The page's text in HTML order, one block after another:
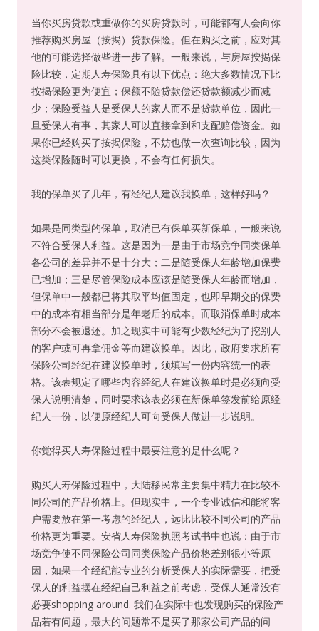
当你买房贷款或重做你的买房贷款时，可能都有人会向你
推荐购买房屋（按揭）贷款保险。但在购买之前，应对其
他的可能选择做些进一步了解。一般来说，与房屋按揭保
险比较，定期人寿保险具有以下优点：绝大多数情况下比
按揭保险更为便宜；保额不随贷款偿还贷款额减少而减
少；保险受益人是受保人的家人而不是贷款单位，因此一
旦受保人有事，其家人可以直接拿到和支配赔偿资金。如
果你已经购买了按揭保险，不妨也做一次查询比较，因为
这类保险随时可以更换，不会有任何损失。
我的保单买了几年，有经纪人建议我换单，这样好吗？
如果是同类型的保单，取消已有保单买新保单，一般来说
不符合受保人利益。这是因为一是由于市场竞争同类保单
各公司的差异并不是十分大；二是随受保人年龄增加保费
已增加；三是尽管保险成本应该是随受保人年龄而增加，
但保单中一般都已将其取平均值固定，也即早期交的保费
中的成本有相当部分是年老后的成本。而取消保单时成本
部分不会被退还。加之现实中可能有少数经纪为了挖别人
的客户或可再拿佣金等而建议换单。因此，政府要求所有
保险公司经纪在建议换单时，须填写一份内容统一的表
格。该表规定了哪些内容经纪人在建议换单时是必须向受
保人说明清楚，同时要求该表必须在新保单签发前给原经
纪人一份，以便原经纪人可向受保人做进一步说明。
你觉得买人寿保险过程中最要注意的是什么呢？
购买人寿保险过程中，大陆移民常主要集中精力在比较不
同公司的产品价格上。但现实中，一个专业诚信和能将客
户需要放在第一考虑的经纪人，远比比较不同公司的产品
价格更为重要。安省人寿保险执照考试书中也说：由于市
场竞争使不同保险公司同类保险产品价格差别很小等原
因，如果一个经纪能专业的分析受保人的实际需要，把受
保人的利益摆在经纪自己利益之前考虑，受保人通常没有
必要shopping around. 我们在实际中也发现购买的保险产
品若有问题，最大的问题常不是买了那家公司产品的问